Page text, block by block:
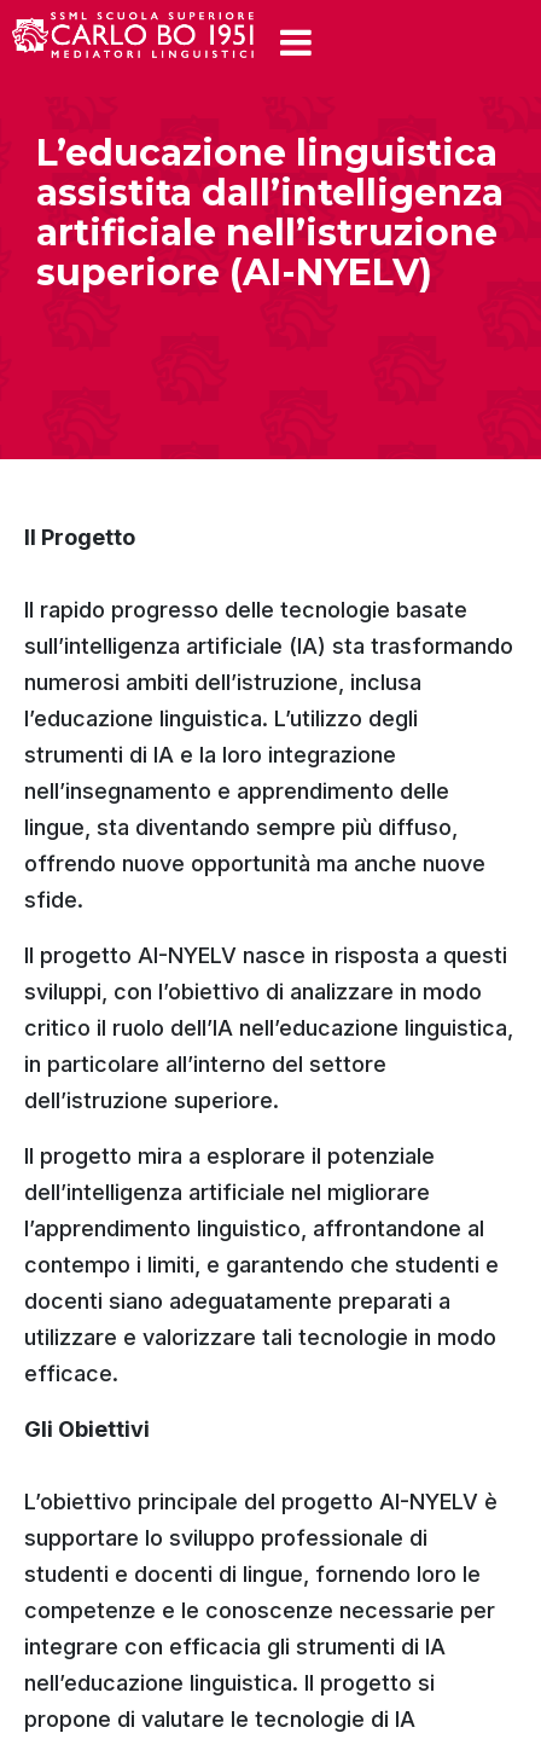
L’educazione linguistica
assistita dall’intelligenza
artificiale nell’istruzione
superiore (AI-NYELV)
Il Progetto
Il rapido progresso delle tecnologie basate
sull’intelligenza artificiale (IA) sta trasformando
numerosi ambiti dell’istruzione, inclusa
l’educazione linguistica. L’utilizzo degli
strumenti di IA e la loro integrazione
nell’insegnamento e apprendimento delle
lingue, sta diventando sempre più diffuso,
offrendo nuove opportunità ma anche nuove
sfide.
Il progetto AI-NYELV nasce in risposta a questi
sviluppi, con l’obiettivo di analizzare in modo
critico il ruolo dell’IA nell’educazione linguistica,
in particolare all’interno del settore
dell’istruzione superiore.
Il progetto mira a esplorare il potenziale
dell’intelligenza artificiale nel migliorare
l’apprendimento linguistico, affrontandone al
contempo i limiti, e garantendo che studenti e
docenti siano adeguatamente preparati a
utilizzare e valorizzare tali tecnologie in modo
efficace.
Gli Obiettivi
L’obiettivo principale del progetto AI-NYELV è
supportare lo sviluppo professionale di
studenti e docenti di lingue, fornendo loro le
competenze e le conoscenze necessarie per
integrare con efficacia gli strumenti di IA
nell’educazione linguistica. Il progetto si
propone di valutare le tecnologie di IA